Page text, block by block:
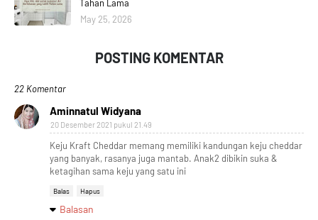
Tahan Lama
May 25, 2026
POSTING KOMENTAR
22 Komentar
Aminnatul Widyana
20 Desember 2021 pukul 21.49
Keju Kraft Cheddar memang memiliki kandungan keju cheddar
yang banyak, rasanya juga mantab. Anak2 dibikin suka &
ketagihan sama keju yang satu ini
Balas Hapus
Balasan